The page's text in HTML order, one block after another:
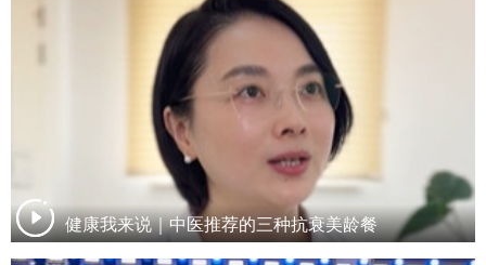
健康我来说｜中医推荐的三种抗衰美龄餐